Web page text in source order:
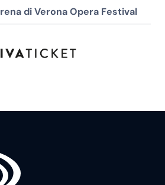
di Verona Opera Festival